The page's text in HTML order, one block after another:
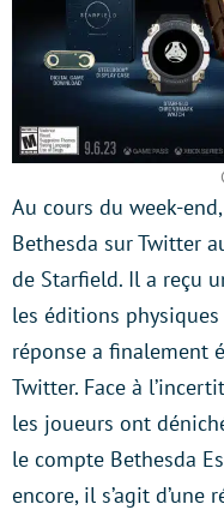
Au cours du week-
Bethesda sur Twitter
de Starfield. Il a reçu
les éditions
réponse a finalement
Twitter. Face à
les joueurs ont
le compte Bethesda
encore, il s’agit